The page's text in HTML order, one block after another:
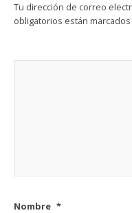
Tu dirección de correo
obligatorios están marcados
Nombre *